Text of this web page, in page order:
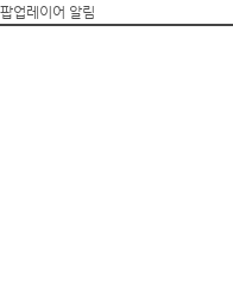
팝업레이어 알림